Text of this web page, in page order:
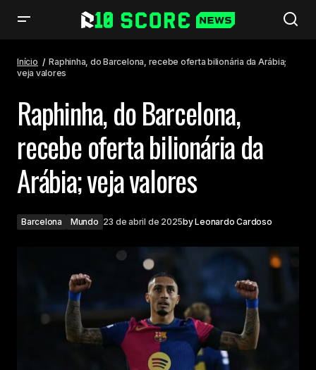
Início
Raphinha, do Barcelona, recebe oferta bilionária da Arábia;
veja valores
Raphinha, do Barcelona,
recebe oferta bilionária da
Arábia; veja valores
Barcelona Mundo 23 de abril de 2025byLeonardo Cardoso